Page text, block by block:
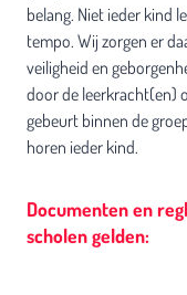
belang. Niet ieder kind
tempo. Wij zorgen er
veiligheid en
door de leerkracht(en)
gebeurt binnen de
horen ieder kind.
Documenten en
scholen gelden: